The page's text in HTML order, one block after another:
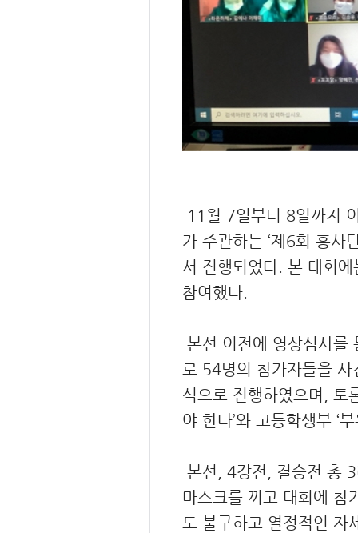
11월 7일부터 8일까지
가 주관하는 ‘제6회 흥사
서 진행되었다. 본 대회
참여했다.
본선 이전에 영상심사를
로 54명의 참가자들을
식으로 진행하였으며, 토
야 한다’와 고등학생부 ‘
본선, 4강전, 결승전 총
마스크를 끼고 대회에 참
도 불구하고 열정적인 자